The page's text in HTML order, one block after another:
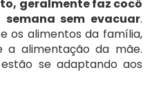
geralmente faz cocô
sem evacuar.
os alimentos da família,
alimentação da mãe.
se adaptando aos